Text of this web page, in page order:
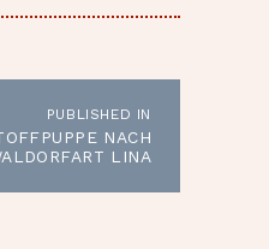
PUBLISHED IN
post:
NACH
LINA